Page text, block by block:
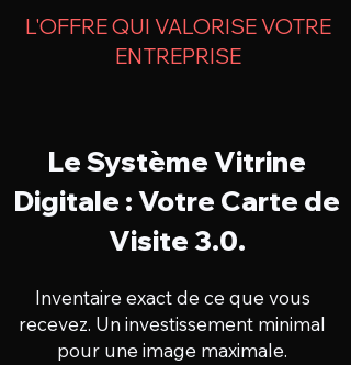
L'OFFRE QUI VALORISE VOTRE
ENTREPRISE
Le Système Vitrine
Digitale : Votre Carte de
Visite 3.0.
Inventaire exact de ce que vous
recevez. Un investissement minimal
pour une image maximale.